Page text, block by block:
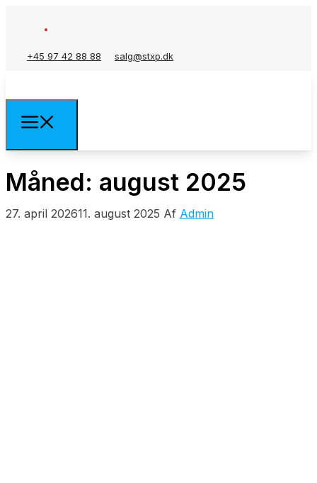
+45 97 42 88 88 salg@stxp.dk
Måned: august 2025
27. april 202611. august 2025 Af Admin